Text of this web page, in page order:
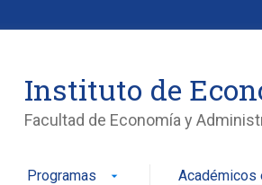
Instituto de
Facultad de Economía y
Programas arrow_drop_down Académicos